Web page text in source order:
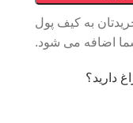
سبد خریدتان به کیف پول
اضافه می شود.
دارید؟